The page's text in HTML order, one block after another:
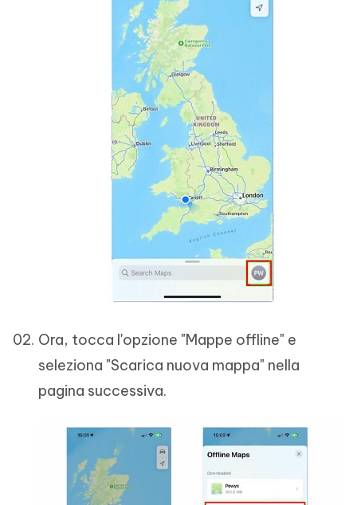
Ora, tocca l'opzione "Mappe offline" e
seleziona "Scarica nuova mappa" nella
pagina successiva.